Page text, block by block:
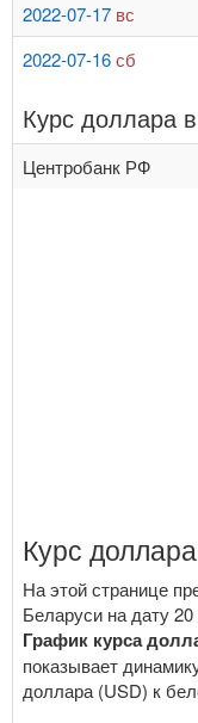
2022-07-17 вс
2022-07-16сб
Курс доллара
Центробанк РФ
Курс
На этой странице
Беларуси на дату
График курса
показывает
доллара (USD) к